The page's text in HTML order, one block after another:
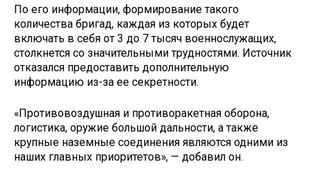
По его информации, формирование такого
количества бригад, каждая из которых будет
включать в себя от 3 до 7 тысяч военнослужащих,
столкнется со значительными трудностями. Источник
отказался предоставить дополнительную
информацию из-за ее секретности.
«Противовоздушная и противоракетная оборона,
логистика, оружие большой дальности, а также
крупные наземные соединения являются одними из
наших главных приоритетов», — добавил он.